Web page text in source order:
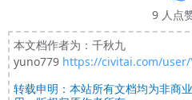
9 人点
本文档作者为：千秋九
yuno779 https://civitai.com/user/
转载申明：本站所有文档均为非商